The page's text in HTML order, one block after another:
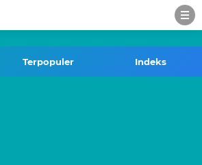
Terpopuler Indeks